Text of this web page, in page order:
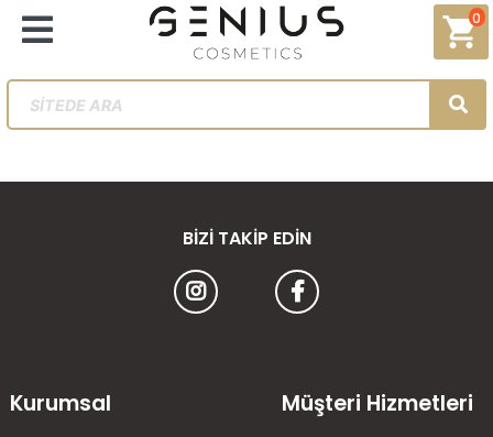
shopping_cart
0
BIZI TAKIP EDIN
Kurumsal Müşteri Hizmetleri